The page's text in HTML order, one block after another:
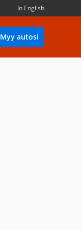
In English
Myy autosi